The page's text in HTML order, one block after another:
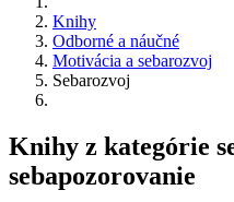
Knihy
Odborné a náučné
Motivácia a sebarozvoj
Sebarozvoj
Knihy z kategórie
sebapozorovanie